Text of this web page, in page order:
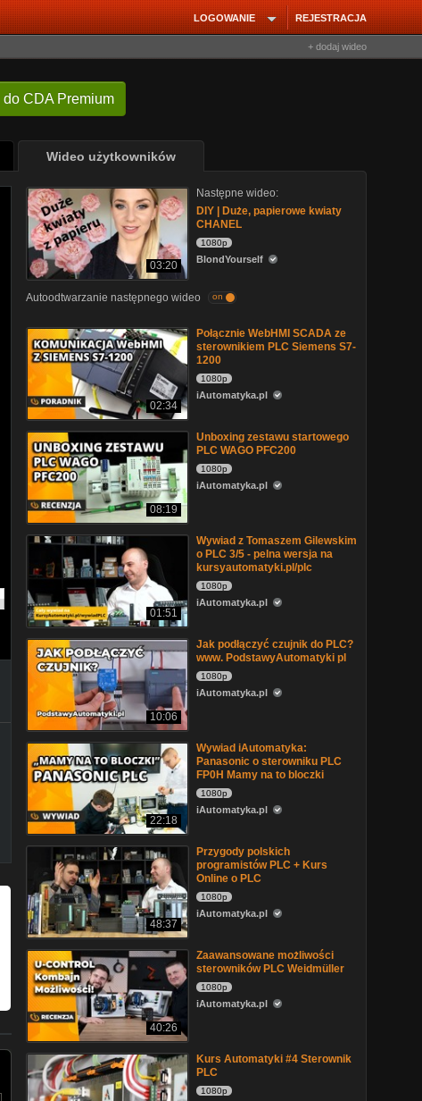
REJESTRACJA
LOGOWANIE
+ dodaj wideo
do CDA Premium
Wideo użytkowników
03:20
Następne wideo:
DIY | Duże, papierowe kwiaty
CHANEL
1080p
BlondYourself
Autoodtwarzanie następnego wideo on
02:34
Połącznie WebHMI SCADA ze
sterownikiem PLC Siemens S7-
1200
1080p
iAutomatyka.pl
08:19
Unboxing zestawu startowego
PLC WAGO PFC200
1080p
iAutomatyka.pl
01:51
Wywiad z Tomaszem Gilewskim
o PLC 3/5 - pelna wersja na
kursyautomatyki.pl/plc
1080p
iAutomatyka.pl
10:06
Jak podłączyć czujnik do PLC?
www. PodstawyAutomatyki pl
1080p
iAutomatyka.pl
22:18
Wywiad iAutomatyka:
Panasonic o sterowniku PLC
FP0H Mamy na to bloczki
1080p
iAutomatyka.pl
48:37
Przygody polskich
programistów PLC + Kurs
Online o PLC
1080p
iAutomatyka.pl
40:26
Zaawansowane możliwości
sterowników PLC Weidmüller
1080p
iAutomatyka.pl
Kurs Automatyki #4 Sterownik
PLC
1080p